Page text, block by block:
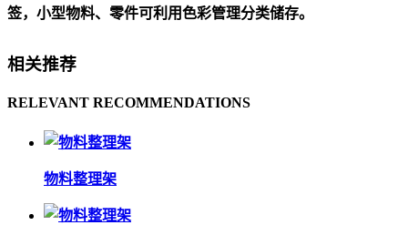
签，小型物料、零件可利用色彩管理分类储存。
相关推荐
RELEVANT RECOMMENDATIONS
物料整理架